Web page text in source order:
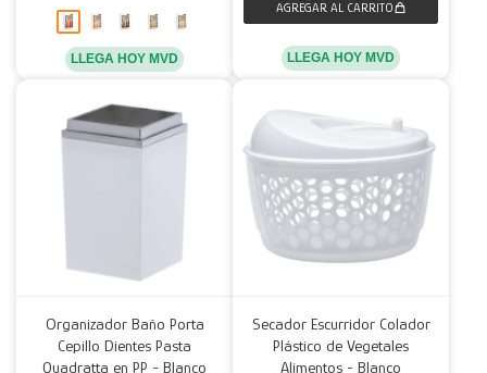
LLEGA HOY MVD LLEGA HOY MVD
Organizador Baño Porta
Cepillo Dientes Pasta
Quadratta en PP - Blanco
Secador Escurridor Colador
Plástico de Vegetales
Alimentos - Blanco